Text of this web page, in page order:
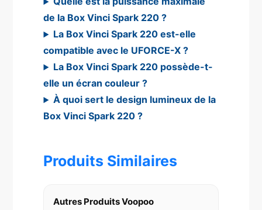
de la Box Vinci Spark 220 ?
La Box Vinci Spark 220 est-elle
compatible avec le UFORCE-X ?
La Box Vinci Spark 220 possède-t-
elle un écran couleur ?
À quoi sert le design lumineux de la
Box Vinci Spark 220 ?
Produits Similaires
Autres Produits Voopoo